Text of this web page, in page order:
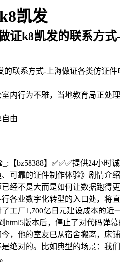
凯发
证k8凯发的联系方
的联系方式-上海做证各类仿证件
内行为不雅，当地教育局正处理
由
【bz58388】✅✅✅提供24小
可靠的证件制作体验》剧情介
经不是大而是如何让数据跑得
各业数字化转型的入口处，将
工厂1,700亿日元建设成本的近
html5版本后，停止了对代码弹
，他的室友已从宿舍搬离，床
绝对的。比如典型的场景：我